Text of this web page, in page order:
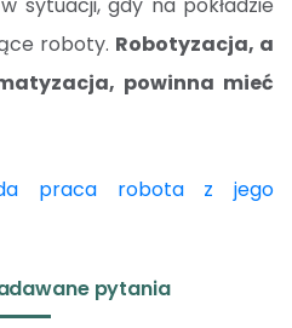
sytuacji, gdy na pokładzie
roboty. Robotyzacja, a
powinna mieć
praca robota z jego
pytania